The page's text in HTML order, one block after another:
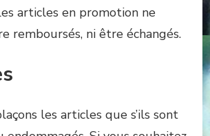
articles en promotion ne
remboursés, ni être échangés.
les articles que s’ils sont